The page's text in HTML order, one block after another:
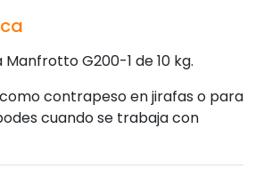
G200-1 de 10 kg.
contrapeso en jirafas o para
cuando se trabaja con